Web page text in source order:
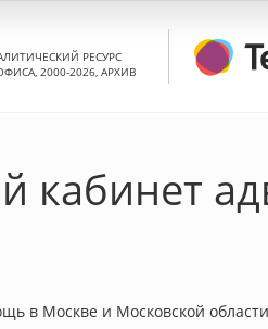
РЕСУРС
2000-2026, АРХИВ
кабинет
в Москве и Московской